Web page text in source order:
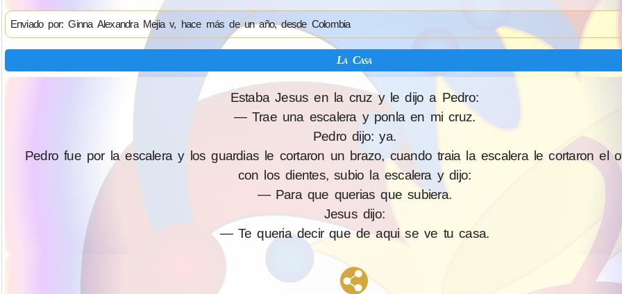
Enviado por: Ginna Alexandra Mejia v, hace más de un año, desde Colombia
La Casa
Estaba Jesus en la cruz y le dijo a Pedro:
— Trae una escalera y ponla en mi cruz.
Pedro dijo: ya.
Pedro fue por la escalera y los guardias le cortaron un brazo, cuando traia la escalera le cortaron el
con los dientes, subio la escalera y dijo:
— Para que querias que subiera.
Jesus dijo:
— Te queria decir que de aqui se ve tu casa.